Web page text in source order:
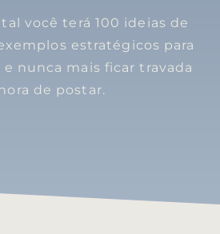
você terá 100 ideias de
estratégicos para
nunca mais ficar travada
de postar.